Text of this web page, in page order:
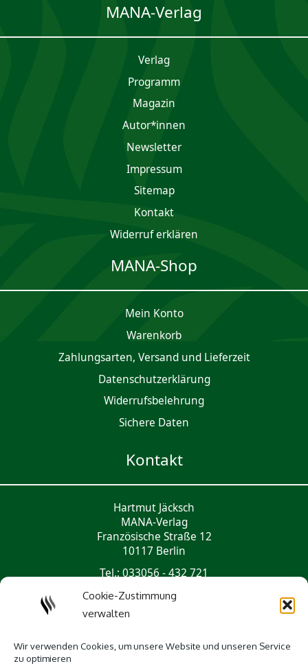
Cookie-Zustimmung
verwalten
Wir verwenden Cookies, um unsere Website und unseren Service
zu optimieren
MANA-Verlag
Verlag
Programm
Magazin
Autor*innen
Newsletter
Impres­sum
Sitemap
Kontakt
Widerruf erklären
MANA-Shop
Mein Konto
Waren­korb
Zahlungsarten, Versand und Lieferzeit
Daten­schutz­er­klärung
Widerrufsbelehrung
Sichere Daten
Kontakt
Hartmut Jäcksch
MANA-Verlag
Französische Straße 12
10117 Berlin
Tel.: 033056 - 432 721
Social Media